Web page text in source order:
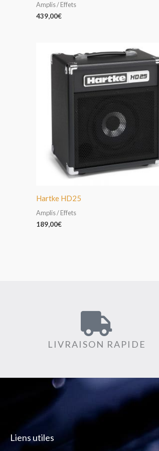
Amplis / Effets
439,00€
Hartke HD25
Amplis / Effets
189,00€
LIVRAISON RAPIDE
Liens utiles